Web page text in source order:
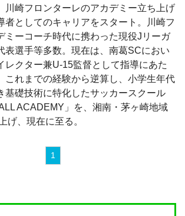
川崎フロンターレのアカデミー立ち上げ
者としてのキャリアをスタート。川崎フ
ミーコーチ時代に携わった現役Jリーガ
表選手等多数。現在は、南葛SCにおい
レクター兼U-15監督として指導にあた
これまでの経験から逆算し、小学生年代
基礎技術に特化したサッカースクール
ACADEMY」を、湘南・茅ヶ崎地域
げ、現在に至る。
1